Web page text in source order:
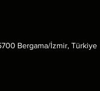
Bergama/İzmir, Türkiye